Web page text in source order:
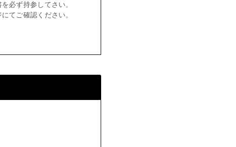
必ず持参してさい。
てご確認ください。